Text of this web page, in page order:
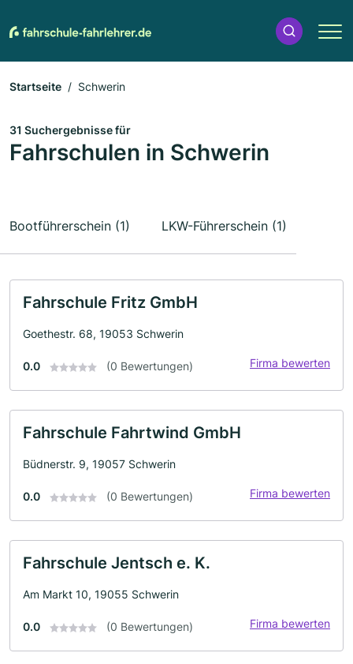
Startseite Schwerin
31 Suchergebnisse für
Fahrschulen in Schwerin
Bootführerschein (1) LKW-Führerschein (1)
Fahrschule Fritz GmbH
Goethestr. 68, 19053 Schwerin
0.0 (0 Bewertungen) Firma bewerten
Fahrschule Fahrtwind GmbH
Büdnerstr. 9, 19057 Schwerin
0.0 (0 Bewertungen) Firma bewerten
Fahrschule Jentsch e. K.
Am Markt 10, 19055 Schwerin
0.0 (0 Bewertungen) Firma bewerten